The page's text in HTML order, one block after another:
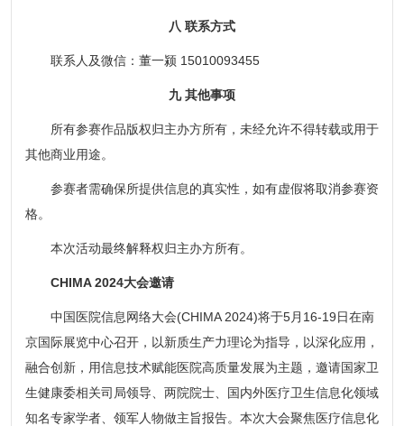
八 联系方式
联系人及微信：董一颍 15010093455
九 其他事项
所有参赛作品版权归主办方所有，未经允许不得转载或用于
其他商业用途。
参赛者需确保所提供信息的真实性，如有虚假将取消参赛资
格。
本次活动最终解释权归主办方所有。
CHIMA 2024大会邀请
中国医院信息网络大会(CHIMA 2024)将于5月16-19日在南
京国际展览中心召开，以新质生产力理论为指导，以深化应用，
融合创新，用信息技术赋能医院高质量发展为主题，邀请国家卫
生健康委相关司局领导、两院院士、国内外医疗卫生信息化领域
知名专家学者、领军人物做主旨报告。本次大会聚焦医疗信息化